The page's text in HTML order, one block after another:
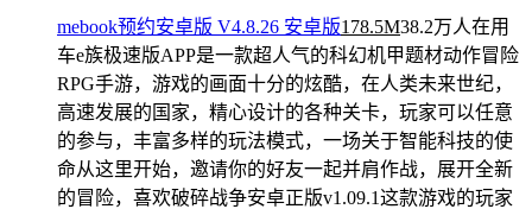
mebook预约安卓版 V4.8.26 安卓版178.5M38.2万人在用
车e族极速版APP是一款超人气的科幻机甲题材动作冒险
RPG手游，游戏的画面十分的炫酷，在人类未来世纪，
高速发展的国家，精心设计的各种关卡，玩家可以任意
的参与，丰富多样的玩法模式，一场关于智能科技的使
命从这里开始，邀请你的好友一起并肩作战，展开全新
的冒险，喜欢破碎战争安卓正版v1.09.1这款游戏的玩家